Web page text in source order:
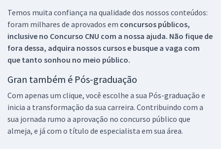
Temos muita confiança na qualidade dos nossos conteúdos:
foram milhares de aprovados em concursos públicos,
inclusive no Concurso CNU com a nossa ajuda. Não fique de
fora dessa, adquira nossos cursos e busque a vaga com
que tanto sonhou no meio público.
Gran também é Pós-graduação
Com apenas um clique, você escolhe a sua Pós-graduação e
inicia a transformação da sua carreira. Contribuindo com a
sua jornada rumo a aprovação no concurso público que
almeja, e já com o título de especialista em sua área.